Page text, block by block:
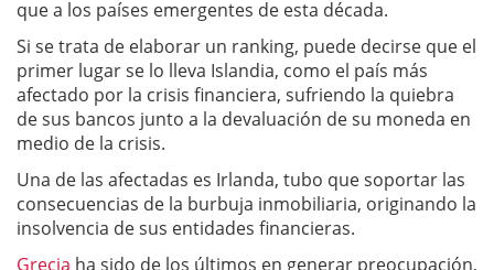
que a los países emergentes de esta década.
Si se trata de elaborar un ranking, puede decirse que el
primer lugar se lo lleva Islandia, como el país más
afectado por la crisis financiera, sufriendo la quiebra
de sus bancos junto a la devaluación de su moneda en
medio de la crisis.
Una de las afectadas es Irlanda, tubo que soportar las
consecuencias de la burbuja inmobiliaria, originando la
insolvencia de sus entidades financieras.
Grecia ha sido de los últimos en generar preocupación,